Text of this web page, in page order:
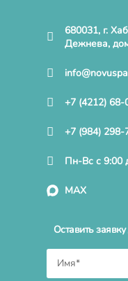
680031, г.
Дежнева,
+7 (4212) 68-
+7 (984) 298-
Пн-Вс с 9:00
MAX
Оставить